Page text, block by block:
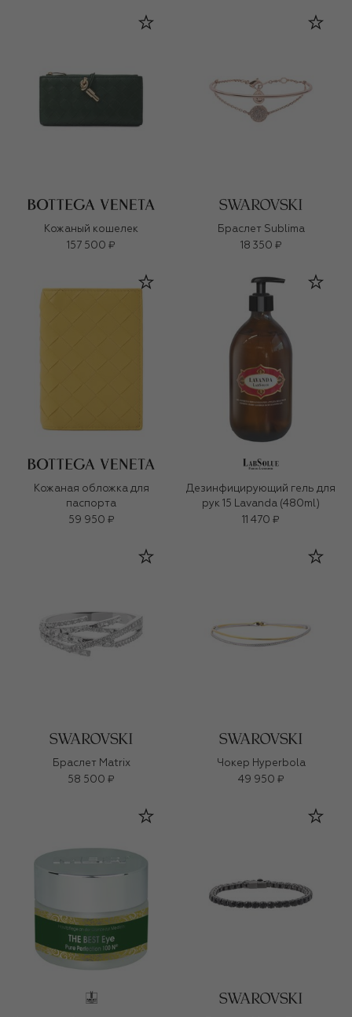
Кожаный кошелек
157 500 ₽
Браслет Sublima
18 350 ₽
Кожаная обложка для
паспорта
59 950 ₽
Дезинфицирующий гель для
рук 15 Lavanda (480ml)
11 470 ₽
Браслет Matrix
58 500 ₽
Чокер Hyperbola
49 950 ₽